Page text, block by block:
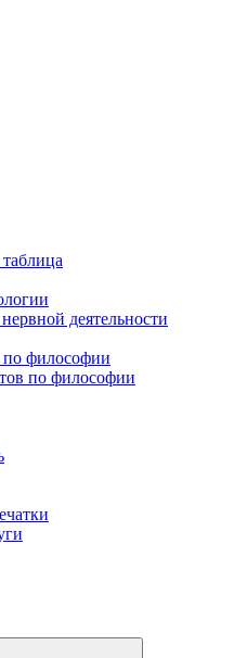
деятельности
по философии
по философии
и тайное внутри.